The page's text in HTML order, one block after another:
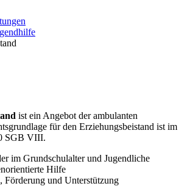
ist ein Angebot der ambulanten
für den Erziehungsbeistand ist im
SGB VIII.
im Grundschulalter und Jugendliche
Hilfe
Förderung und Unterstützung